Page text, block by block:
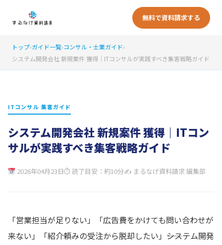
無料で資料請求する
トップ›ガイド一覧›コンサル・士業ガイド›
システム開発会社 新規案件 獲得｜ITコンサルが実践すべき集客戦略ガイド
ITコンサル 集客ガイド
システム開発会社 新規案件 獲得｜ITコン
サルが実践すべき集客戦略ガイド
2026年04月23日⏱ 読了目安：約10分✍ まるなげ資料請求 編集部
「営業担当が足りない」「広告費をかけても問い合わせが
来ない」「紹介頼みの受注から脱却したい」――システム開発